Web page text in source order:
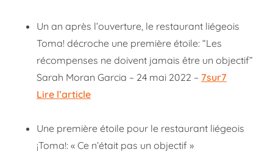
Un an après l’ouverture, le restaurant liégeois
Toma! décroche une première étoile: “Les
récompenses ne doivent jamais être un objectif”
Sarah Moran Garcia – 24 mai 2022 – 7sur7
Lire l’article
Une première étoile pour le restaurant liégeois
¡Toma!: « Ce n’était pas un objectif »